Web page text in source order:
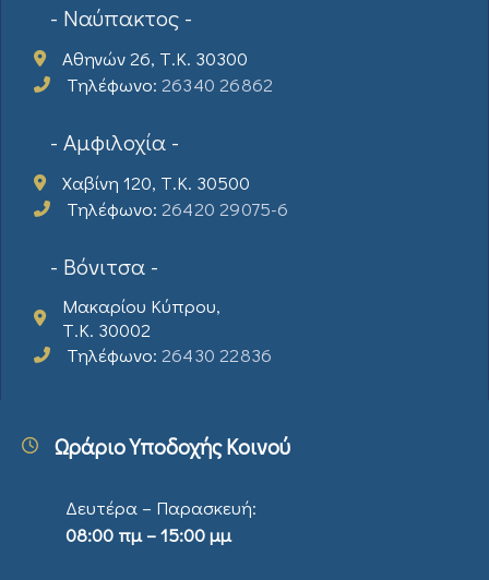
- Ναύπακτος -
Αθηνών 26, Τ.Κ. 30300
Τηλέφωνο: 26340 26862
- Αμφιλοχία -
Χαβίνη 120, Τ.Κ. 30500
Τηλέφωνο: 26420 29075-6
- Βόνιτσα -
Μακαρίου Κύπρου,
Τ.Κ. 30002
Τηλέφωνο: 26430 22836
Ωράριο Υποδοχής Κοινού
Δευτέρα – Παρασκευή:
08:00 πμ – 15:00 μμ